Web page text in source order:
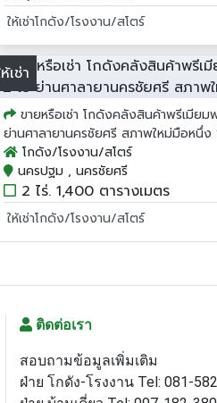
ให้เช่าโกดัง/โรงงาน/สโตร์
เช่า
ขายหรือเช่า โกดังคลังสินค้าพรีเมีย
ย่านศาลายานครชัยศรี สภาพใหม่มือหนึ่
โกดัง/โรงงาน/สโตร์
นครปฐม , นครชัยศรี
2 ไร่. 1,400 ตารางเมตร
ให้เช่าโกดัง/โรงงาน/สโตร์
ติดต่อเรา
สอบถามข้อมูลเพิ่มเติม
ฝ่าย โกดัง-โรงงาน Tel: 081-